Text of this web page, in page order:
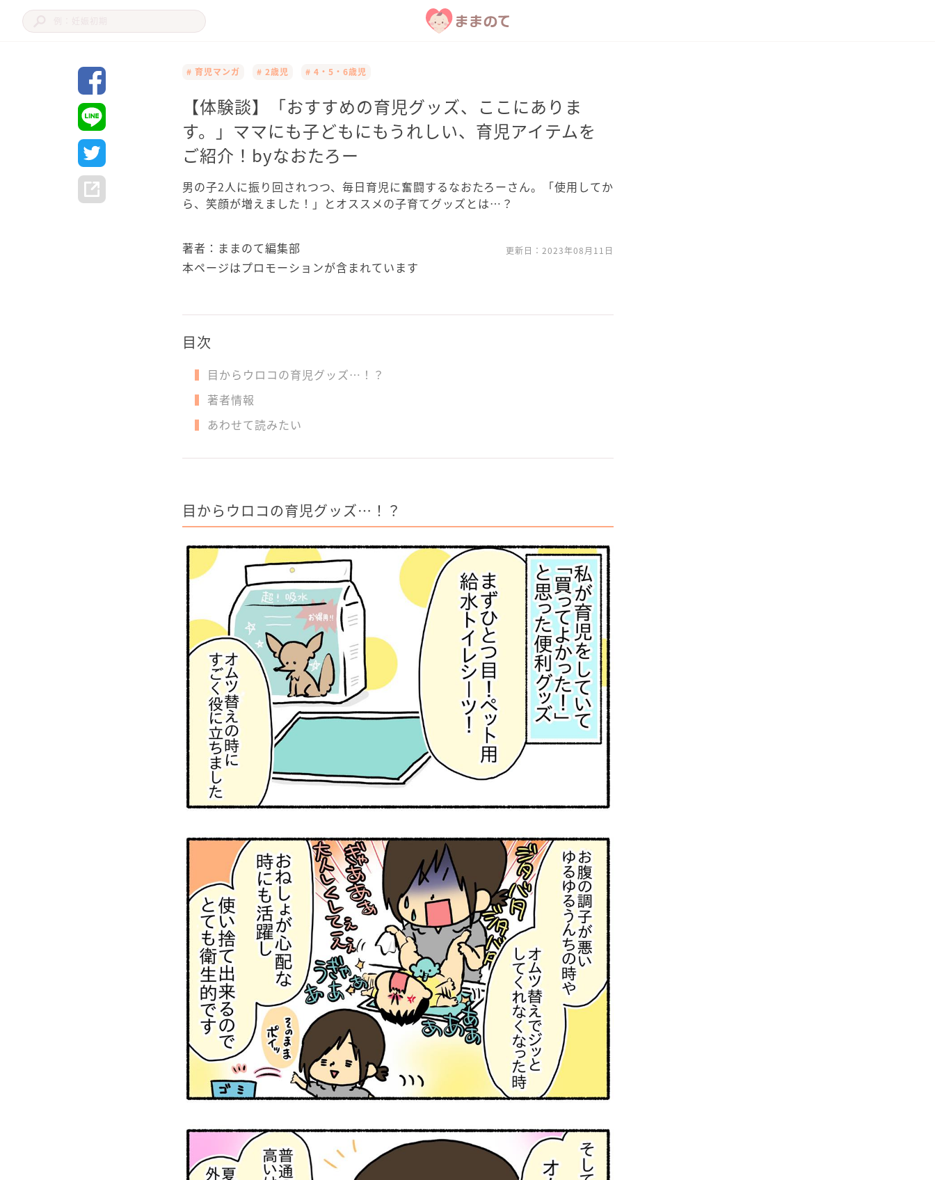
# 育児マンガ # 2歳児 # 4・5・6歳児
【体験談】「おすすめの育児グッズ、ここにありま
す。」ママにも子どもにもうれしい、育児アイテムを
ご紹介！byなおたろー
男の子2人に振り回されつつ、毎日育児に奮闘するなおたろーさん。「使用してか
ら、笑顔が増えました！」とオススメの子育てグッズとは…？
著者：ままのて編集部 更新日： 2023年08月11日
本ページはプロモーションが含まれています
目次
目からウロコの育児グッズ…！？
著者情報
あわせて読みたい
目からウロコの育児グッズ…！？